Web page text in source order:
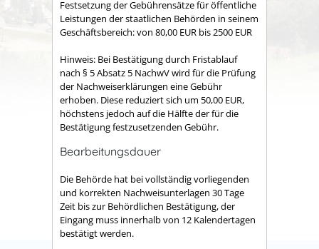
Festsetzung der Gebührensätze für öffentliche
Leistungen der staatlichen Behörden in seinem
Geschäftsbereich: von 80,00 EUR bis 2500 EUR
Hinweis: Bei Bestätigung durch Fristablauf
nach § 5 Absatz 5 NachwV wird für die Prüfung
der Nachweiserklärungen eine Gebühr
erhoben. Diese reduziert sich um 50,00 EUR,
höchstens jedoch auf die Hälfte der für die
Bestätigung festzusetzenden Gebühr.
Bearbeitungsdauer
Die Behörde hat bei vollständig vorliegenden
und korrekten Nachweisunterlagen 30 Tage
Zeit bis zur Behördlichen Bestätigung, der
Eingang muss innerhalb von 12 Kalendertagen
bestätigt werden.